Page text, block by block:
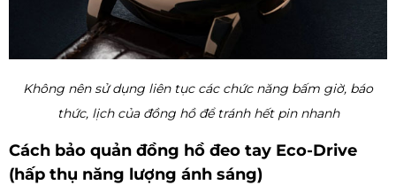
Không nên sử dụng liên tục các chức năng bấm giờ, báo
thức, lịch của đồng hồ để tránh hết pin nhanh
Cách bảo quản đồng hồ đeo tay Eco-Drive
(hấp thụ năng lượng ánh sáng)